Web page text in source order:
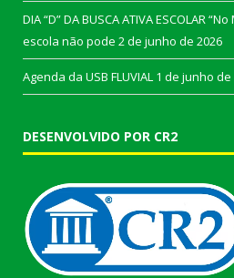
DIA “D” DA BUSCA ATIVA ESCOLAR
escola não pode 2 de junho de 2026
Agenda da USB FLUVIAL 1 de junho de
DESENVOLVIDO POR CR2